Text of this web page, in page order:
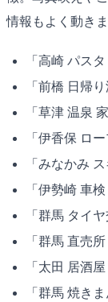
情報もよく動きま
「高崎 パス
「前橋 日帰
「草津 温泉
「伊香保 ロ
「みなかみ
「伊勢崎 車
「群馬 タイ
「群馬 直売
「太田 居酒
「群馬 焼き